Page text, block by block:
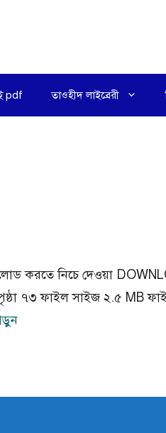
pdf তাওহীদ লাইব্রেরী
করতে নিচে দেওয়া
৭৩ ফাইল সাইজ ২.৫ MB